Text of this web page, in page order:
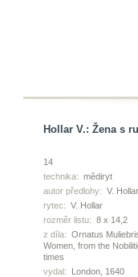
Hollar V.: Žena s
14
technika: mědiryt
autor předlohy: V. Hollar
rytec: V. Hollar
rozměr listu: 8 x 14,2
z díla: Ornatus
Women, from the
times
vydal:
London, 1640